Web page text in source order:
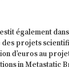
également
des projets
d’euros au
in Metastatic